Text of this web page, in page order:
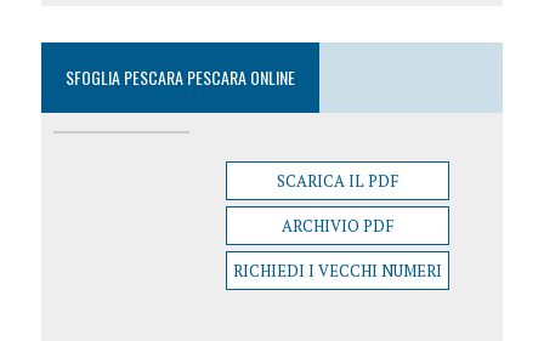
SFOGLIA PESCARA PESCARA ONLINE
SCARICA IL PDF
ARCHIVIO PDF
RICHIEDI I VECCHI NUMERI